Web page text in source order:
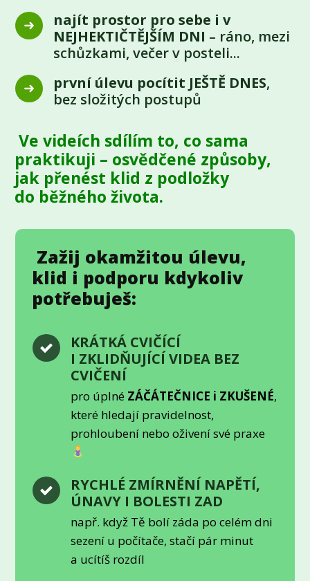
najít prostor pro sebe i v
NEJHEKTIČTĚJŠÍM DNI – ráno, mezi
schůzkami, večer v posteli...
první úlevu pocítit JEŠTĚ DNES,
bez složitých postupů
Ve videích sdílím to, co sama
praktikuji – osvědčené způsoby,
jak přenést klid z podložky
do běžného života.
Zažij okamžitou úlevu,
klid i podporu kdykoliv
potřebuješ:
KRÁTKÁ CVIČÍCÍ
I ZKLIDŇUJÍCÍ VIDEA BEZ
CVIČENÍ
pro úplné ZÁČÁTEČNICE i ZKUŠENÉ,
které hledají pravidelnost,
prohloubení nebo oživení své praxe
RYCHLÉ ZMÍRNĚNÍ NAPĚTÍ,
ÚNAVY I BOLESTI ZAD
např. když Tě bolí záda po celém dni
sezení u počítače, stačí pár minut
a ucítíš rozdíl